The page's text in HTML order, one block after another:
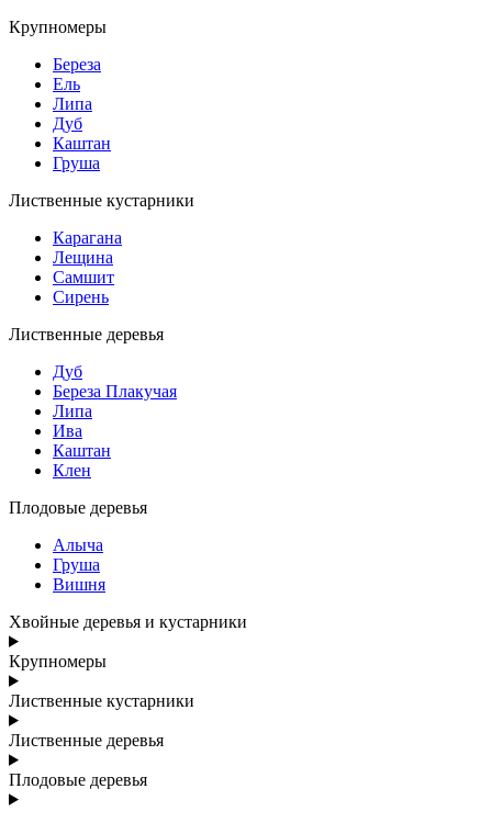
Крупномеры
Береза
Ель
Липа
Дуб
Каштан
Груша
Лиственные кустарники
Карагана
Лещина
Самшит
Сирень
Лиственные деревья
Дуб
Береза Плакучая
Липа
Ива
Каштан
Клен
Плодовые деревья
Алыча
Груша
Вишня
Хвойные деревья и кустарники
Крупномеры
Лиственные кустарники
Лиственные деревья
Плодовые деревья